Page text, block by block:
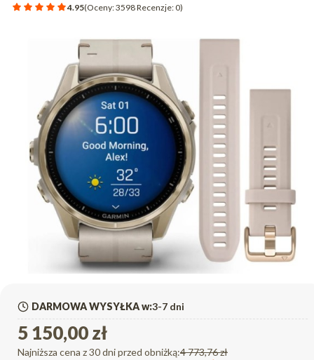
4.95(Oceny: 3598 Recenzje: 0)
DARMOWA WYSYŁKA w:3-7 dni
5 150,00 zł
Najniższa cena z 30 dni przed obniżką:4 773,76 zł